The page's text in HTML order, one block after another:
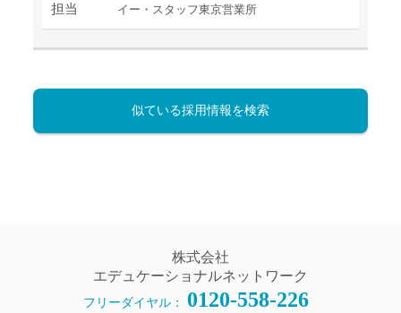
担当 イー・スタッフ東京営業所
似ている採用情報を検索
株式会社
エデュケーショナルネットワーク
フリーダイヤル： 0120-558-226